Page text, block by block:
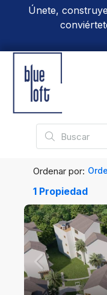
Únete,
1 Propiedad
Ordenar por: